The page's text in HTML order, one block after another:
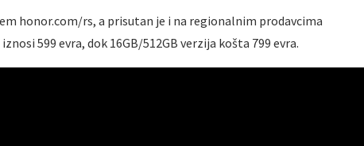
honor.com/rs, a prisutan je i na regionalnim prodavcima
599 evra, dok 16GB/512GB verzija košta 799 evra.